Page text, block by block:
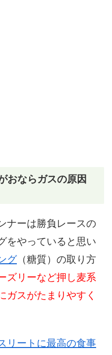
おならガスの原因
ナーは勝負レースの
をやっていると思い
グ（糖質）の取り方
ズリーなど押し麦系
ガスがたまりやすく
リートに最高の食事